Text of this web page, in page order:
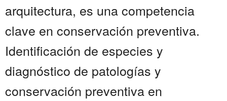
arquitectura, es una competencia
clave en conservación preventiva.
Identificación de especies y
diagnóstico de patologías y
conservación preventiva en